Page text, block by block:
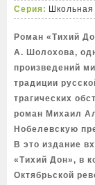
Серия: Школьная
Роман «Тихий
А. Шолохова,
произведений
традиции
трагических
роман Михаил
Нобелевскую
В это издание
«Тихий Дон», в
Октябрьской